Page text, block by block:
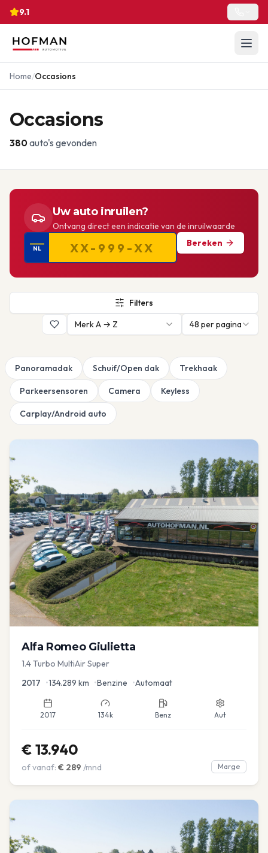
9.1
Home/Occasions
Occasions
380auto's gevonden
Uw auto inruilen?
Ontvang direct een indicatie van de inruilwaarde
NL
Bereken
Filters
Merk A → Z
48 per pagina
Panoramadak Schuif/Open dak Trekhaak
Parkeersensoren Camera Keyless
Carplay/Android auto
Alfa Romeo Giulietta
1.4 Turbo MultiAir Super
2017 •134.289 km •Benzine •Automaat
2017 134k Benz Aut
€ 13.940
of vanaf: € 289 /mnd Marge